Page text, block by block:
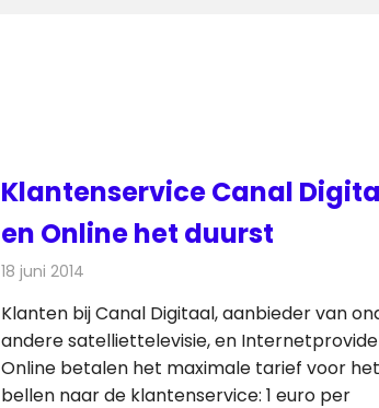
Klantenservice Canal
en Online het duurst
18 juni 2014
Klanten bij Canal Digitaal, aanbieder van
andere satelliettelevisie, en
Online betalen het maximale tarief voor het
bellen naar de klantenservice: 1 euro per